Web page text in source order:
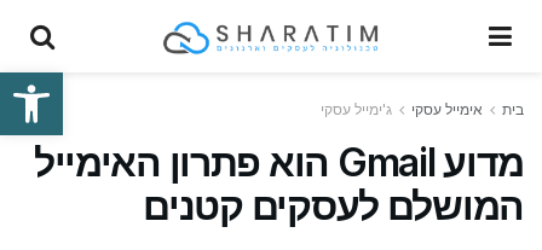
פתח
בית אימייל עסקי ג'ימייל עסקי
מדוע Gmail הוא פתרון האימייל
המושלם לעסקים קטנים